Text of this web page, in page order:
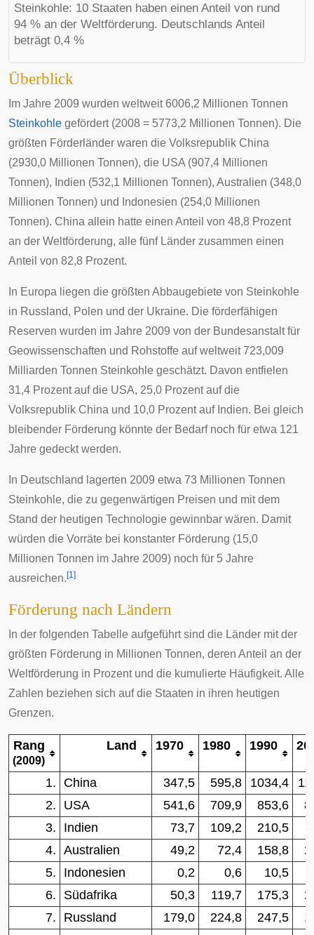
Steinkohle: 10 Staaten haben einen Anteil von rund
94 % an der Weltförderung. Deutschlands Anteil
beträgt 0,4 %
Überblick
Im Jahre 2009 wurden weltweit 6006,2 Millionen Tonnen
Steinkohle gefördert (2008 = 5773,2 Millionen Tonnen). Die
größten Förderländer waren die Volksrepublik China
(2930,0 Millionen Tonnen), die USA (907,4 Millionen
Tonnen), Indien (532,1 Millionen Tonnen), Australien (348,0
Millionen Tonnen) und
Indonesien (254,0 Millionen
Tonnen). China allein hatte einen Anteil von 48,8 Prozent
an der Weltförderung, alle fünf Länder zusammen einen
Anteil von 82,8 Prozent.
In Europa liegen die größten Abbaugebiete von Steinkohle
in Russland, Polen und der Ukraine. Die förderfähigen
Reserven wurden im Jahre 2009 von der Bundesanstalt für
Geowissenschaften und Rohstoffe auf weltweit 723,009
Milliarden Tonnen Steinkohle geschätzt. Davon entfielen
31,4 Prozent auf die USA, 25,0 Prozent auf die
Volksrepublik China und 10,0 Prozent auf Indien. Bei gleich
bleibender Förderung könnte der Bedarf noch für etwa 121
Jahre gedeckt werden.
In Deutschland lagerten 2009 etwa 73 Millionen Tonnen
Steinkohle, die zu gegenwärtigen Preisen und mit dem
Stand der heutigen Technologie gewinnbar wären. Damit
würden die Vorräte bei konstanter Förderung (15,0
Millionen Tonnen im Jahre 2009) noch für 5 Jahre
ausreichen. [1]
Förderung nach Ländern
In der folgenden Tabelle aufgeführt sind die Länder mit der
größten Förderung in Millionen Tonnen, deren Anteil an der
Weltförderung in Prozent und die kumulierte Häufigkeit. Alle
Zahlen beziehen sich auf die Staaten in ihren heutigen
Grenzen.
Rang
(2009)
Land 1970 1980 1990
1. China 347,5 595,8 1034,4
2.
USA 541,6 709,9 853,6
3.
Indien 73,7 109,2 210,5
4. Australien 49,2 72,4 158,8
5.
Indonesien 0,2 0,6 10,5
6.
Südafrika 50,3 119,7 175,3
7.
Russland 179,0 224,8 247,5